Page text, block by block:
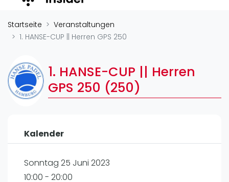
Buchungssysteme
Padel-Shops
Padel-Marken
Verschiedenes
Veranstaltungen
Playtomic
Ranking
Männer
Startseite
Veranstaltungen
1. HANSE-CUP || Herren GPS 250
1. HANSE-CUP || Herren
GPS 250 (250)
Kalender
Sonntag 25 Juni 2023
10:00 - 20:00